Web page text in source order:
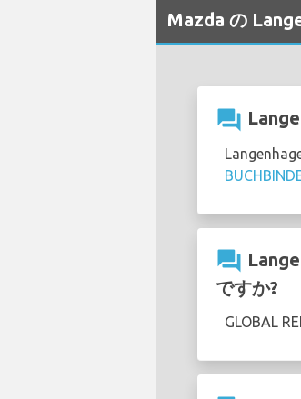
Mazda の
question_answer
question_answer
ですか?
GLOBAL